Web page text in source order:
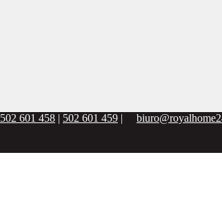
502 601 458 | 502 601 459 |